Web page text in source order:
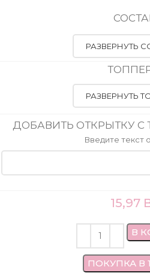
РАЗВЕРНУТЬ
РАЗВЕРНУТЬ
ДОБАВИТЬ ОТКРЫТКУ С
Введите текст
15,97
В
ПОКУПКА В